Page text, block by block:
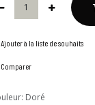
Ajouter à la liste de souhaits
Comparer
: Doré